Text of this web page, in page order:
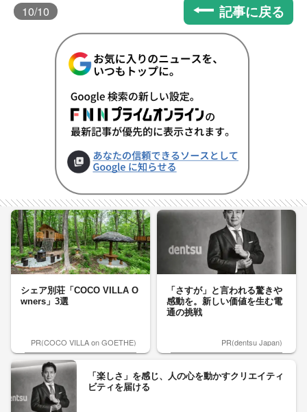
10/10 記事に戻る
シェア別荘「COCO VILLA O
wners」3選
PR(COCO VILLA on GOETHE)
「さすが」と言われる驚きや
感動を。新しい価値を生む電
通の挑戦
PR(dentsu Japan)
「楽しさ」を感じ、人の心を動かすクリエイティ
ビティを届ける